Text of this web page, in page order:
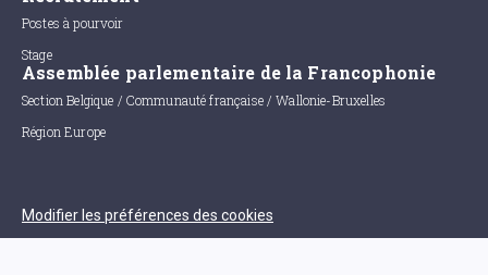
Postes à pourvoir
Stage
Assemblée parlementaire de la Francophonie
Section Belgique / Communauté française / Wallonie-Bruxelles
Région Europe
Modifier les préférences des cookies